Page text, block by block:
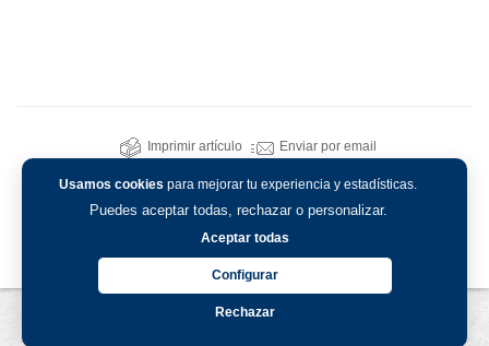
Usamos cookies para mejorar tu experiencia y estadísticas.
Puedes aceptar todas, rechazar o personalizar.
Aceptar todas
Configurar
Rechazar
Imprimir artículo Enviar por email
Política de privacidad